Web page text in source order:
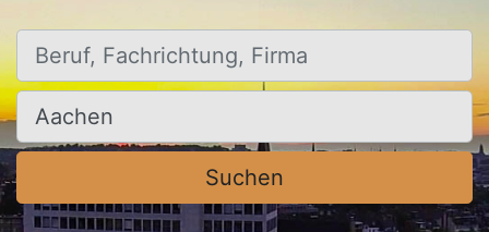
Beruf, Fachrichtung, Firma
Ort, Stadt
Suchen